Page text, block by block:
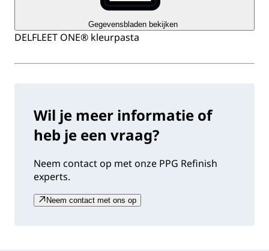
Gegevensbladen bekijken
DELFLEET ONE® kleurpasta
Wil je meer informatie of
heb je een vraag?
Neem contact op met onze PPG Refinish
experts.
Neem contact met ons op